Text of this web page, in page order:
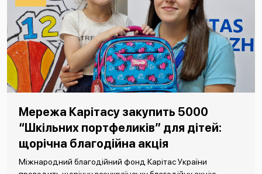
Мережа Карітасу закупить 5000
“Шкільних портфеликів” для дітей:
щорічна благодійна акція
Міжнародний благодійний фонд Карітас України